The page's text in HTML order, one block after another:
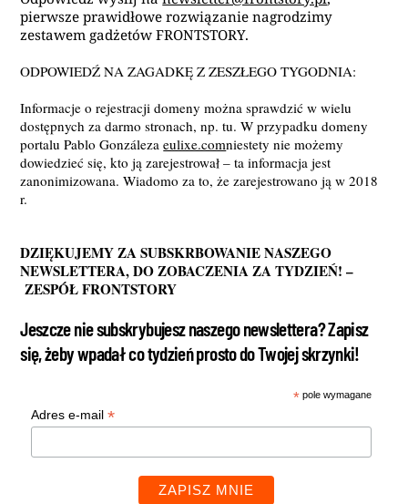
pierwsze prawidłowe rozwiązanie nagrodzimy
zestawem gadżetów FRONTSTORY.
ODPOWIEDŹ NA ZAGADKĘ Z ZESZŁEGO TYGODNIA:
Informacje o rejestracji domeny można sprawdzić w wielu
dostępnych za darmo stronach, np. tu. W przypadku domeny
portalu Pablo Gonzálezaeulixe.comniestety nie możemy
dowiedzieć się, kto ją zarejestrował – ta informacja jest
zanonimizowana. Wiadomo za to, że zarejestrowano ją w 2018
r.
DZIĘKUJEMY ZA SUBSKRBOWANIE NASZEGO
NEWSLETTERA, DO ZOBACZENIA ZA TYDZIEŃ! –
ZESPÓŁ FRONTSTORY
Jeszcze nie subskrybujesz naszego newslettera? Zapisz
się, żeby wpadał co tydzień prosto do Twojej skrzynki!
* pole wymagane
Adres e-mail*